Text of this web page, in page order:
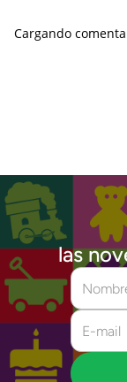
Cargando
las